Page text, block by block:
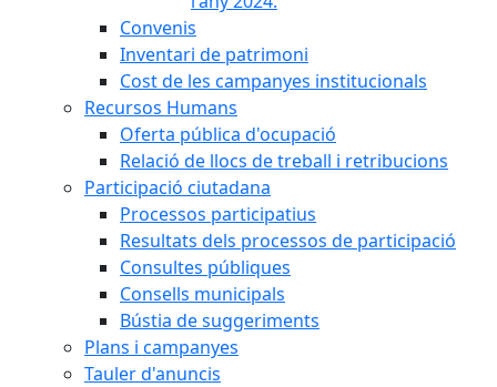
Convenis
Inventari de patrimoni
Cost de les campanyes institucionals
Recursos Humans
Oferta pública d'ocupació
Relació de llocs de treball i retribucions
Participació ciutadana
Processos participatius
Resultats dels processos de participació
Consultes públiques
Consells municipals
Bústia de suggeriments
Plans i campanyes
Tauler d'anuncis